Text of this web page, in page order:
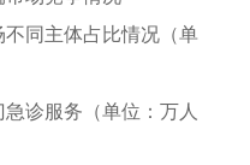
同主体占比情况（单
诊服务（单位：万人